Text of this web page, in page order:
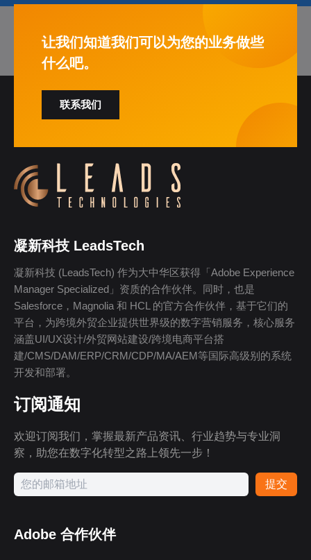
让我们知道我们可以为您的业务做些
什么吧。
联系我们
凝新科技 LeadsTech
凝新科技 (LeadsTech) 作为大中华区获得「Adobe Experience
Manager Specialized」资质的合作伙伴。同时，也是
Salesforce，Magnolia 和 HCL 的官方合作伙伴，基于它们的
平台，为跨境外贸企业提供世界级的数字营销服务，核心服务
涵盖UI/UX设计/外贸网站建设/跨境电商平台搭
建/CMS/DAM/ERP/CRM/CDP/MA/AEM等国际高级别的系统
开发和部署。
订阅通知
欢迎订阅我们，掌握最新产品资讯、行业趋势与专业洞
察，助您在数字化转型之路上领先一步！
提交
Adobe 合作伙伴